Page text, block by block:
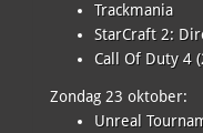
Trackmania
StarCraft 2:
Call Of Duty 4
Zondag 23 oktober:
Unreal